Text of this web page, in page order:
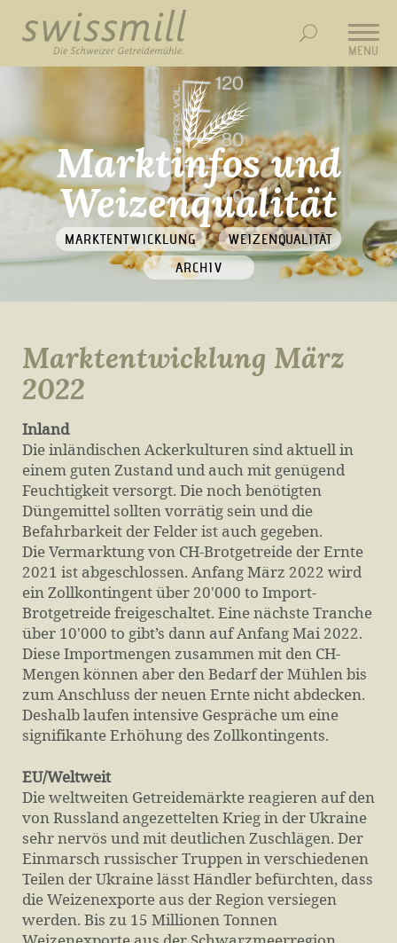
MENU
Marktinfos und
Weizenqualität
MARKTENTWICKLUNG
WEIZENQUALITÄT
ARCHIV
Marktentwicklung März
2022
Inland
Die inländischen Ackerkulturen sind aktuell in
einem guten Zustand und auch mit genügend
Feuchtigkeit versorgt. Die noch benötigten
Düngemittel sollten vorrätig sein und die
Befahrbarkeit der Felder ist auch gegeben.
Die Vermarktung von CH-Brotgetreide der Ernte
2021 ist abgeschlossen. Anfang März 2022 wird
ein Zollkontingent über 20'000 to Import-
Brotgetreide freigeschaltet. Eine nächste Tranche
über 10'000 to gibt’s dann auf Anfang Mai 2022.
Diese Importmengen zusammen mit den CH-
Mengen können aber den Bedarf der Mühlen bis
zum Anschluss der neuen Ernte nicht abdecken.
Deshalb laufen intensive Gespräche um eine
signifikante Erhöhung des Zollkontingents.
EU/Weltweit
Die weltweiten Getreidemärkte reagieren auf den
von Russland angezettelten Krieg in der Ukraine
sehr nervös und mit deutlichen Zuschlägen. Der
Einmarsch russischer Truppen in verschiedenen
Teilen der Ukraine lässt Händler befürchten, dass
die Weizenexporte aus der Region versiegen
werden. Bis zu 15 Millionen Tonnen